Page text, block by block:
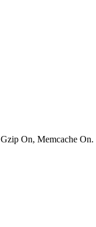
On, Memcache On.